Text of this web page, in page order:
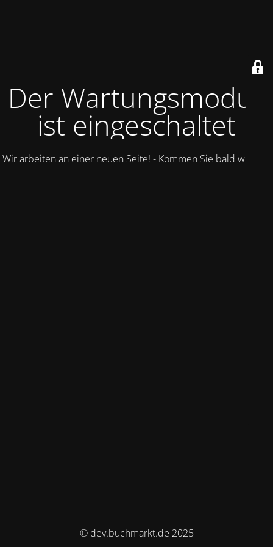
Der Wartungsmodus
ist eingeschaltet
Wir arbeiten an einer neuen Seite! - Kommen Sie bald wieder.
© dev.buchmarkt.de 2025